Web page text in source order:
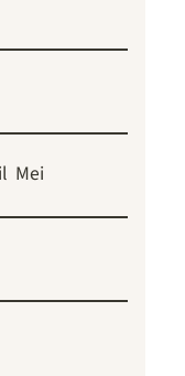
Mei